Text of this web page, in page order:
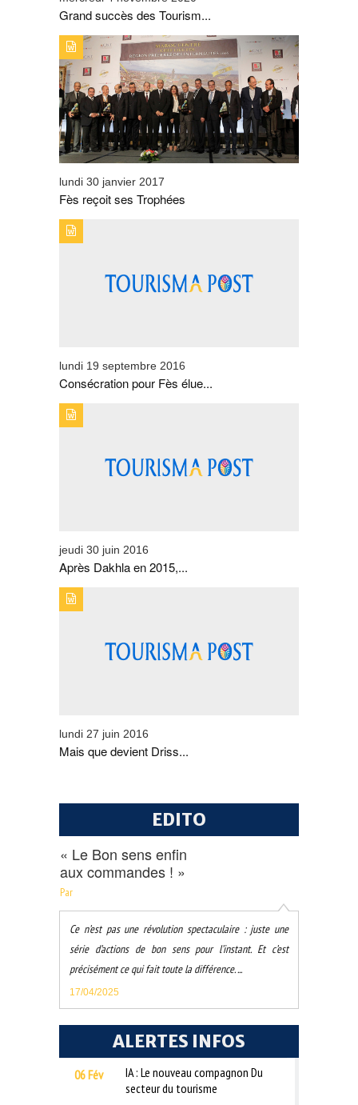
Grand succès des Tourism...
TYPE DE PUBLICATION : ZOOMTITRE : FÈS REÇOIT
SES TROPHÉES
lundi 30 janvier 2017
Fès reçoit ses Trophées
INTERNAUTES 2016 »
lundi 19 septembre 2016
Consécration pour Fès élue...
INTERNAUTES 2016 ?
jeudi 30 juin 2016
Après Dakhla en 2015,...
lundi 27 juin 2016
Mais que devient Driss...
EDITO
« Le Bon sens enfin
aux commandes ! »
Par
Ce n’est pas une révolution spectaculaire : juste une
série d’actions de bon sens pour l’instant. Et c’est
précisément ce qui fait toute la différence. ...
17/04/2025
ALERTES INFOS
06 Fév
IA : Le nouveau compagnon Du
secteur du tourisme